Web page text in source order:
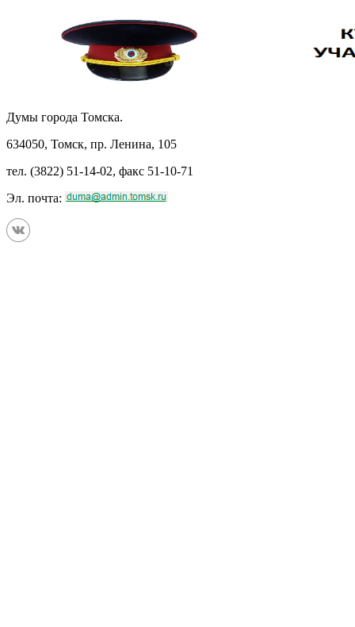
Думы города Томска.
634050, Томск, пр. Ленина, 105
тел. (3822) 51-14-02, факс 51-10-71
Эл. почта: